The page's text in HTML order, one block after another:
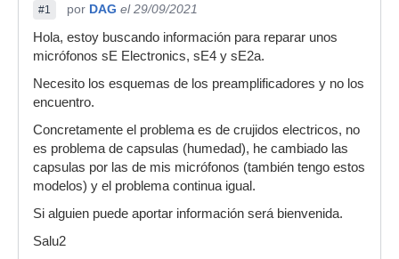
#1 por DAG el 29/09/2021
Hola, estoy buscando información para reparar unos
micrófonos sE Electronics, sE4 y sE2a.
Necesito los esquemas de los preamplificadores y no los
encuentro.
Concretamente el problema es de crujidos electricos, no
es problema de capsulas (humedad), he cambiado las
capsulas por las de mis micrófonos (también tengo estos
modelos) y el problema continua igual.
Si alguien puede aportar información será bienvenida.
Salu2